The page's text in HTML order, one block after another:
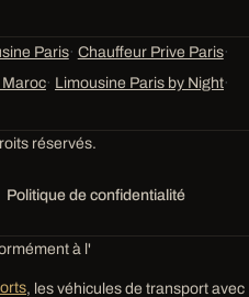
Paris· Chauffeur Prive Paris·
· Limousine Paris by Night·
réservés.
Politique de confidentialité
à l'
, les véhicules de transport avec